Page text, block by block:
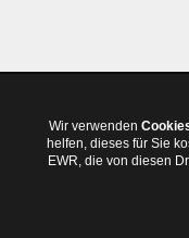
Wir verwenden
helfen, dieses für Sie
EWR, die von diesen